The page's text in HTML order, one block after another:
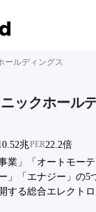
ールディングス
ックホール
兆PER22.2倍
業」「オートモー
」「エナジー」の5
する総合エレクトロ